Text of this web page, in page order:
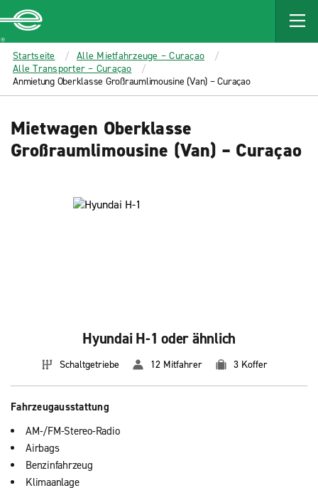
MAIN
CONTENT
Enterprise
Startseite
Alle Mietfahrzeuge – Curaçao
Alle Transporter – Curaçao
Anmietung Oberklasse Großraumlimousine (Van) – Curaçao
Mietwagen Oberklasse
Großraumlimousine (Van) – Curaçao
Hyundai H-1 oder ähnlich
Schaltgetriebe 12 Mitfahrer 3 Koffer
Fahrzeugausstattung
AM-/FM-Stereo-Radio
Airbags
Benzinfahrzeug
Klimaanlage